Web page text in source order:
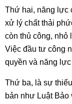
Thứ hai, năng lực
xử lý chất thải
còn thủ công, nhỏ
Việc đầu tư công
quyền và năng
Thứ ba, là sự
bản như Luật